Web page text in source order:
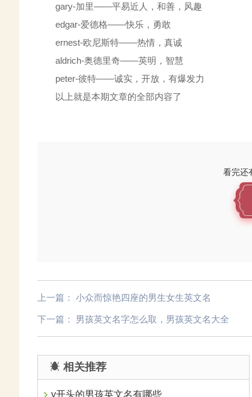
gary-加里——平易近人，和善，风趣
edgar-爱德格——快乐，勇敢
ernest-欧尼斯特——热情，真诚
aldrich-奥德里奇——英明，智慧
peter-彼特——诚实，开放，有爆发力
以上就是本期文章的全部内容了
看完还
上一篇： 小众而惊艳四座的男生女生英文名
下一篇： 男孩英文名字怎么取，男孩英文名大全
相关推荐
y开头的男孩英文名有哪些